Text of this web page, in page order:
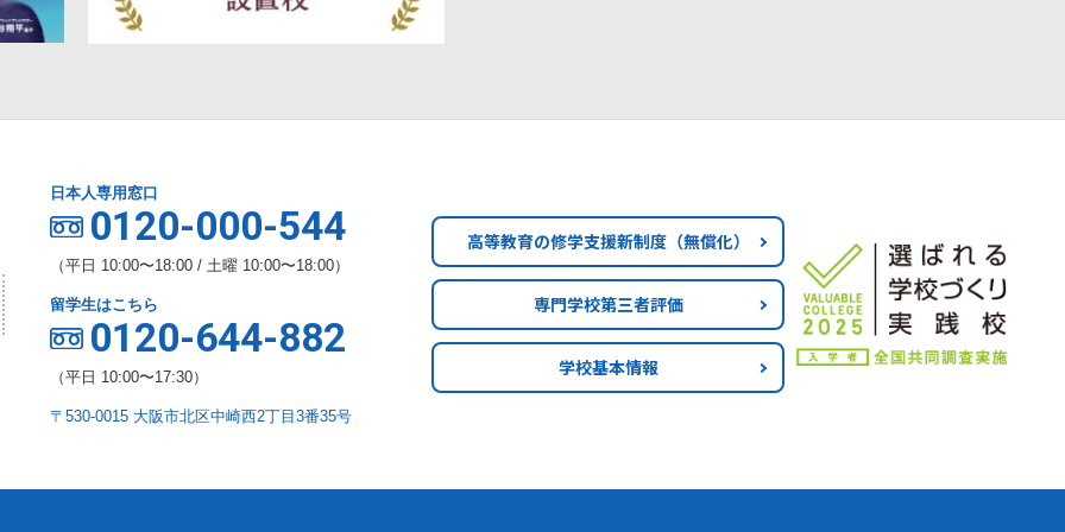
日本人専用窓口
0120-000-544
（平日 10:00〜18:00 / 土曜 10:00〜18:00）
留学生はこちら
0120-644-882
（平日 10:00〜17:30）
〒530-0015 大阪市北区中崎西2丁目3番35号
高等教育の修学支援新制度（無償化）
専門学校第三者評価
学校基本情報